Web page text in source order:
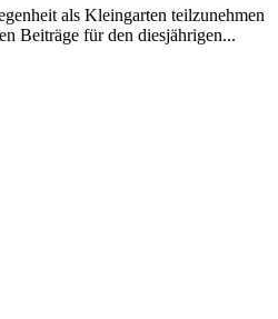
als Kleingarten
Beiträge für den diesjährigen...